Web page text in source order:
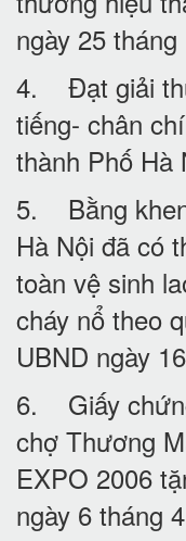
ngày 25
4. Đạt giải
tiếng- chân
thành Phố Hà
5. Bằng
Hà Nội đã có
toàn vệ sinh
cháy nổ theo
UBND ngày
6. Giấy
chợ Thương
EXPO 2006
ngày 6 tháng